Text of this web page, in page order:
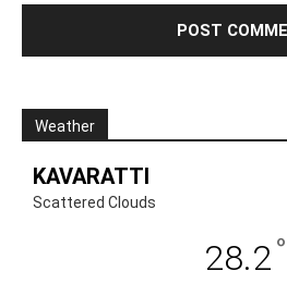
Weather
KAVARATTI
Scattered Clouds
28.2°